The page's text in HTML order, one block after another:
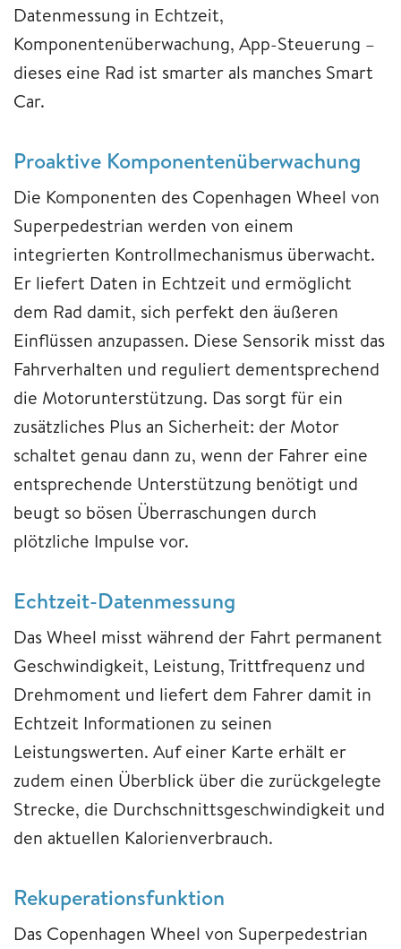
Datenmessung in Echtzeit,
Komponentenüberwachung, App-Steuerung –
dieses eine Rad ist smarter als manches Smart
Car.
Proaktive Komponentenüberwachung
Die Komponenten des Copenhagen Wheel von
Superpedestrian werden von einem
integrierten Kontrollmechanismus überwacht.
Er liefert Daten in Echtzeit und ermöglicht
dem Rad damit, sich perfekt den äußeren
Einflüssen anzupassen. Diese Sensorik misst das
Fahrverhalten und reguliert dementsprechend
die Motorunterstützung. Das sorgt für ein
zusätzliches Plus an Sicherheit: der Motor
schaltet genau dann zu, wenn der Fahrer eine
entsprechende Unterstützung benötigt und
beugt so bösen Überraschungen durch
plötzliche Impulse vor.
Echtzeit-Datenmessung
Das Wheel misst während der Fahrt permanent
Geschwindigkeit, Leistung, Trittfrequenz und
Drehmoment und liefert dem Fahrer damit in
Echtzeit Informationen zu seinen
Leistungswerten. Auf einer Karte erhält er
zudem einen Überblick über die zurückgelegte
Strecke, die Durchschnittsgeschwindigkeit und
den aktuellen Kalorienverbrauch.
Rekuperationsfunktion
Das Copenhagen Wheel von Superpedestrian